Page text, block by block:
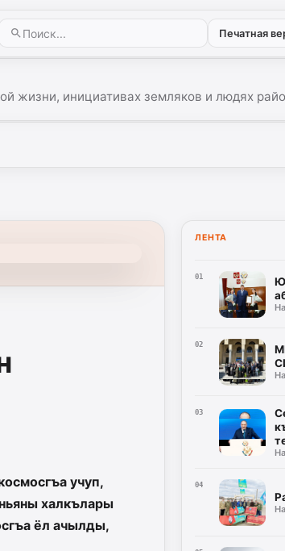
Печатная
жизни, инициативах земляков и людях
учуп,
халкълары
ёл ачылды,
ЛЕНТА
01
02
03
04